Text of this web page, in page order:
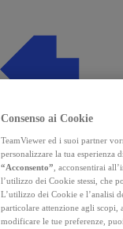
Consenso ai Cookie
TeamViewer ed i suoi partner
personalizzare la tua
“Acconsento” , acconsentirai
l’utilizzo dei Cookie stessi, che
L’utilizzo dei Cookie e l’analisi
particolare attenzione agli scopi,
modificare le tue preferenze,